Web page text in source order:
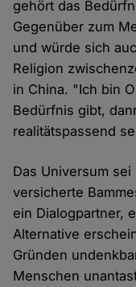
gehört das
Gegenüber zum
und würde sich
Religion
in China. "Ich bin
Bedürfnis gibt,
realitätspassend
Das Universum
versicherte
ein Dialogpartner,
Alternative
Gründen
Menschen